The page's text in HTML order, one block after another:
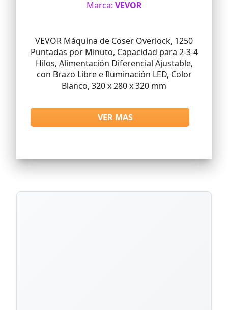
Marca: VEVOR
VEVOR Máquina de Coser Overlock, 1250
Puntadas por Minuto, Capacidad para 2-3-4
Hilos, Alimentación Diferencial Ajustable,
con Brazo Libre e Iluminación LED, Color
Blanco, 320 x 280 x 320 mm
VER MAS